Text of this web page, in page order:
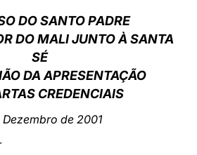
DO SANTO PADRE
DO MALI JUNTO À SANTA
SÉ
DA APRESENTAÇÃO
CREDENCIAIS
Dezembro de 2001